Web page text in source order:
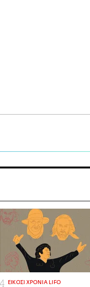
ΕΙΚΟΣΙ ΧΡΟΝΙΑ LIFO